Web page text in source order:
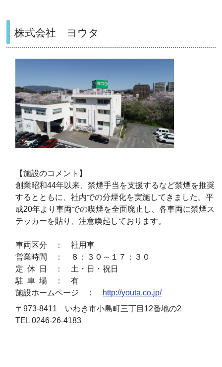
株式会社 ヨウタ
【施設のコメント】
創業昭和44年以来、禁煙手当を支援するなど禁煙を推奨
するとともに、社内での分煙化を実施してきました。平
成20年より車両での喫煙を全面廃止し、各車両に禁煙ス
テッカーを貼り、注意喚起しております。
車両区分 ： 社用車
営業時間 ： ８：３０～１７：３０
定 休 日 ： 土・日・祝日
駐 車 場 ： 有
施設ホームページ ： http://youta.co.jp/
〒973-8411 いわき市小島町三丁目12番地の2
TEL 0246-26-4183